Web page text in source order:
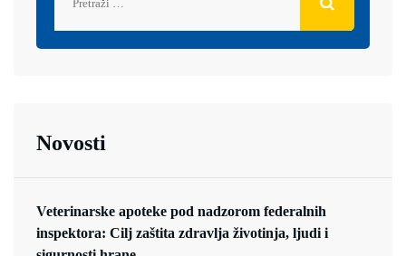
Novosti
Veterinarske apoteke pod nadzorom federalnih
inspektora: Cilj zaštita zdravlja životinja, ljudi i